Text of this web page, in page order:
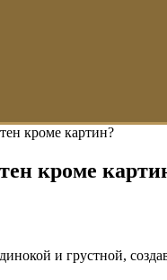
кроме картин?
кроме
и грустной,